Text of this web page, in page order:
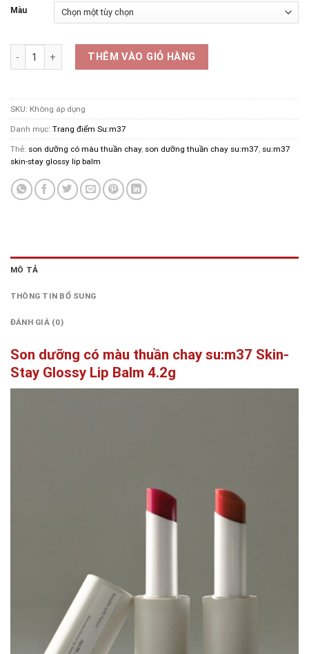
là:
770.000₫.là:
616.000₫.
Màu
Son dưỡng có màu thuần chay su:m37 Skin-Stay Glossy Lip Balm
THÊM VÀO GIỎ HÀNG
SKU: Không áp dụng
Danh mục: Trang điểm Su:m37
Thẻ: son dưỡng có màu thuần chay, son dưỡng thuần chay su:m37 su:m37
skin-stay glossy lip balm
MÔ TẢ
THÔNG TIN BỔ SUNG
ĐÁNH GIÁ (0)
Son dưỡng có màu thuần chay su:m37 Skin-
Stay Glossy Lip Balm 4.2g